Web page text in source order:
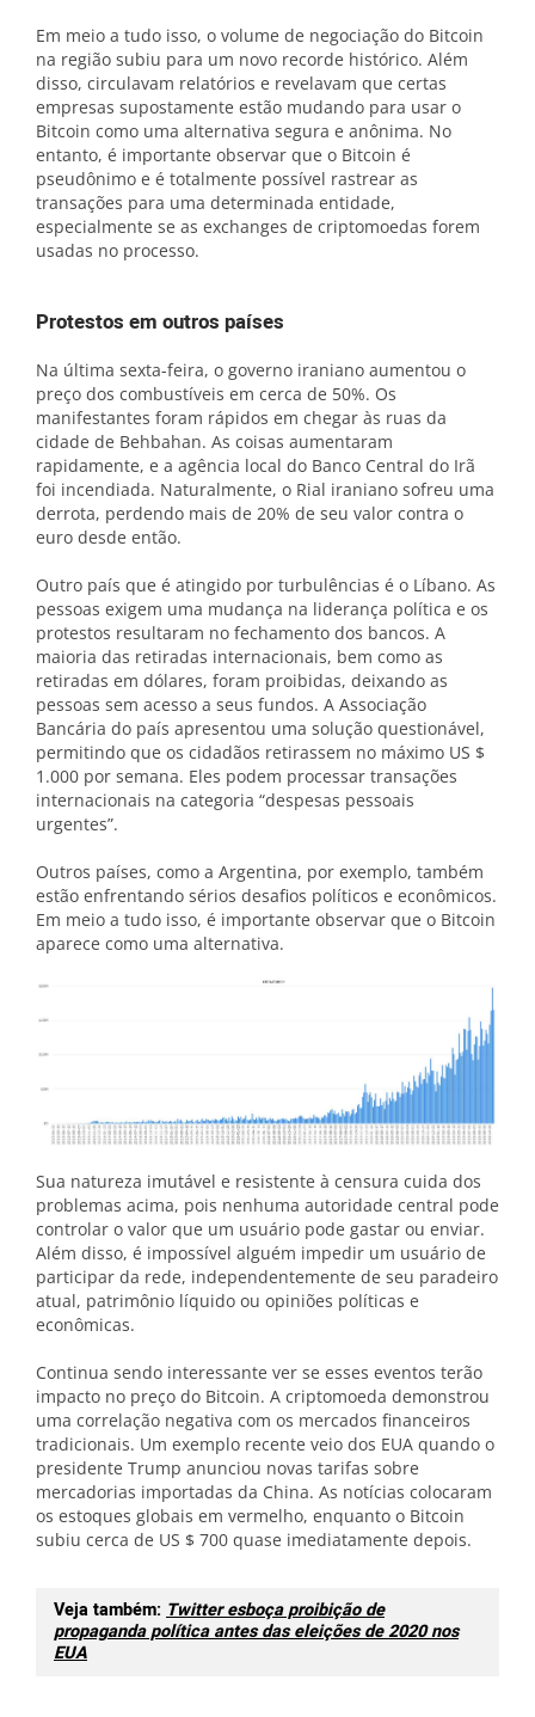
Em meio a tudo isso, o volume de negociação do Bitcoin
na região subiu para um novo recorde histórico. Além
disso, circulavam relatórios e revelavam que certas
empresas supostamente estão mudando para usar o
Bitcoin como uma alternativa segura e anônima. No
entanto, é importante observar que o Bitcoin é
pseudônimo e é totalmente possível rastrear as
transações para uma determinada entidade,
especialmente se as exchanges de criptomoedas forem
usadas no processo.
Protestos em outros países
Na última sexta-feira, o governo iraniano aumentou o
preço dos combustíveis em cerca de 50%. Os
manifestantes foram rápidos em chegar às ruas da
cidade de Behbahan. As coisas aumentaram
rapidamente, e a agência local do Banco Central do Irã
foi incendiada. Naturalmente, o Rial iraniano sofreu uma
derrota, perdendo mais de 20% de seu valor contra o
euro desde então.
Outro país que é atingido por turbulências é o Líbano. As
pessoas exigem uma mudança na liderança política e os
protestos resultaram no fechamento dos bancos. A
maioria das retiradas internacionais, bem como as
retiradas em dólares, foram proibidas, deixando as
pessoas sem acesso a seus fundos. A Associação
Bancária do país apresentou uma solução questionável,
permitindo que os cidadãos retirassem no máximo US $
1.000 por semana. Eles podem processar transações
internacionais na categoria “despesas pessoais
urgentes”.
Outros países, como a Argentina, por exemplo, também
estão enfrentando sérios desafios políticos e econômicos.
Em meio a tudo isso, é importante observar que o Bitcoin
aparece como uma alternativa.
Sua natureza imutável e resistente à censura cuida dos
problemas acima, pois nenhuma autoridade central pode
controlar o valor que um usuário pode gastar ou enviar.
Além disso, é impossível alguém impedir um usuário de
participar da rede, independentemente de seu paradeiro
atual, patrimônio líquido ou opiniões políticas e
econômicas.
Continua sendo interessante ver se esses eventos terão
impacto no preço do Bitcoin. A criptomoeda demonstrou
uma correlação negativa com os mercados financeiros
tradicionais. Um exemplo recente veio dos EUA quando o
presidente Trump anunciou novas tarifas sobre
mercadorias importadas da China. As notícias colocaram
os estoques globais em vermelho, enquanto o Bitcoin
subiu cerca de US $ 700 quase imediatamente depois.
Veja também: Twitter esboça proibição de
propaganda política antes das eleições de 2020 nos
EUA